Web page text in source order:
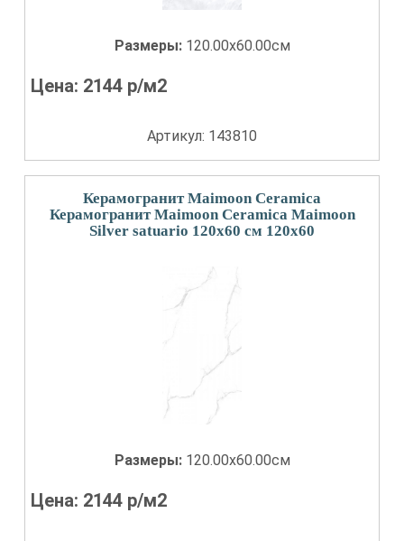
Размеры: 120.00x60.00см
Цена: 2144 р/м2
Артикул: 143810
Керамогранит Maimoon Ceramica
Керамогранит Maimoon Ceramica Maimoon
Silver satuario 120х60 см 120x60
Размеры: 120.00x60.00см
Цена: 2144 р/м2